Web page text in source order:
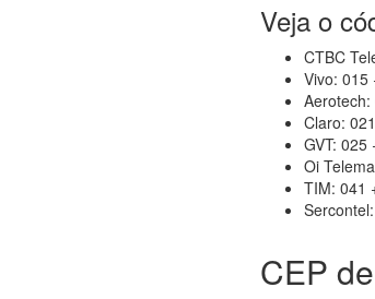
Veja o
CTBC
Vivo: 015
Claro:
GVT: 025
Oi
TIM: 041
CEP